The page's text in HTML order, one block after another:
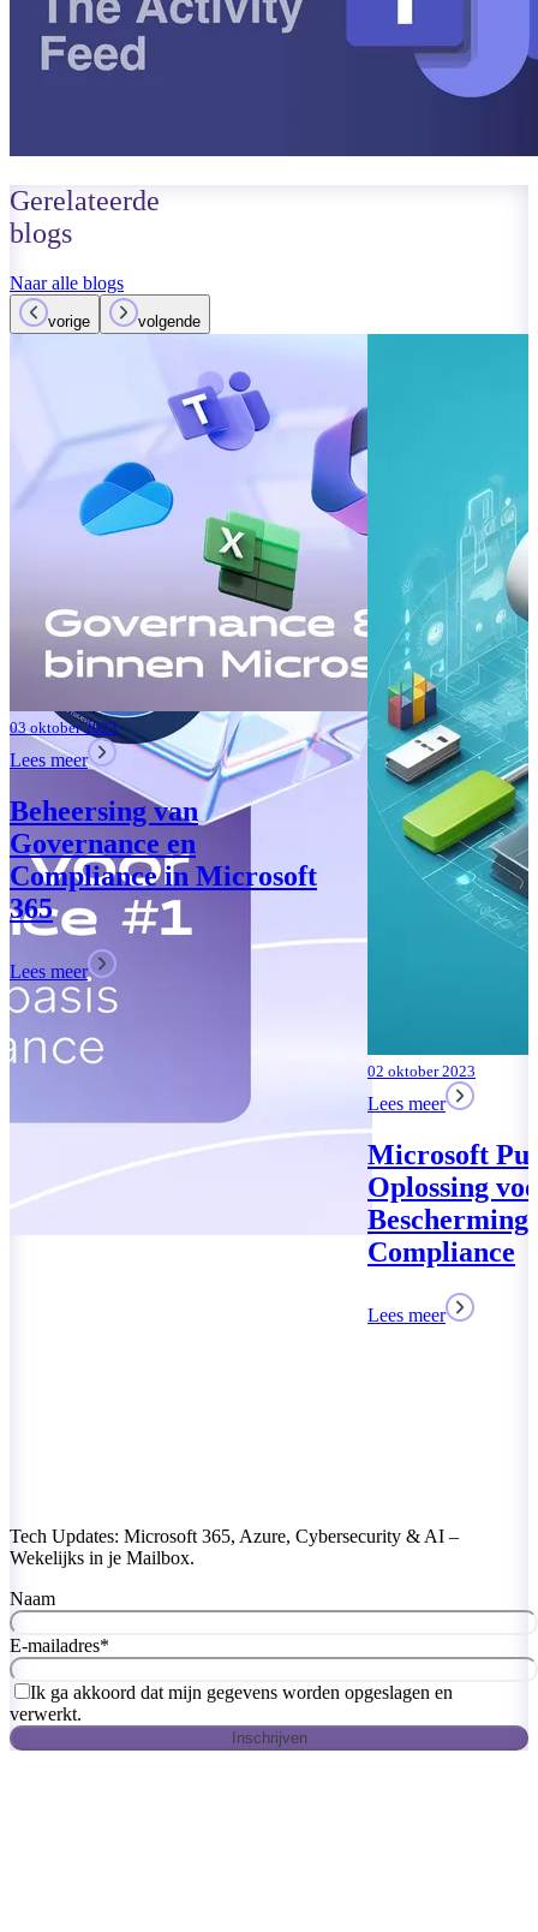
Gerelateerde
blogs
Naar alle blogs
vorige volgende
Microsoft Purview: Uw
Oplossing voor Data
Teams: Wat
Tech Updates: Microsoft 365, Azure, Cybersecurity & AI –
Wekelijks in je Mailbox.
Naam
E-mailadres*
Ik ga akkoord dat mijn gegevens worden opgeslagen en
verwerkt.
Inschrijven